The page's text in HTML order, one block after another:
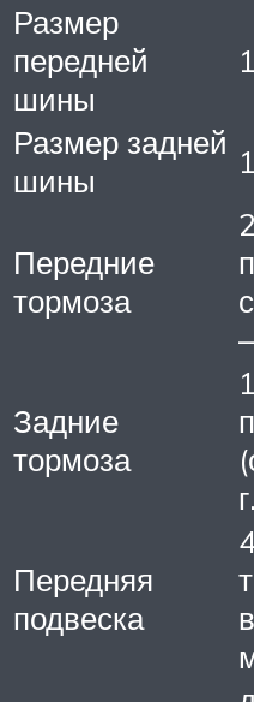
Размер
передней
шины
Размер задней
шины
Передние
тормоза
Задние
тормоза
Передняя
подвеска